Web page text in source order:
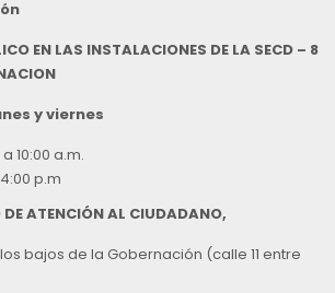
EN LAS INSTALACIONES DE LA SECD – 8
y viernes
10:00 a.m.
p.m
ATENCIÓN AL CIUDADANO,
bajos de la Gobernación (calle 11 entre